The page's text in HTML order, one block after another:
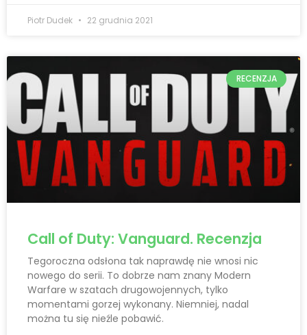
Piotr Dudek 22 grudnia 2021
RECENZJA
Call of Duty: Vanguard. Recenzja
Tegoroczna odsłona tak naprawdę nie wnosi nic
nowego do serii. To dobrze nam znany Modern
Warfare w szatach drugowojennych, tylko
momentami gorzej wykonany. Niemniej, nadal
można tu się nieźle pobawić.